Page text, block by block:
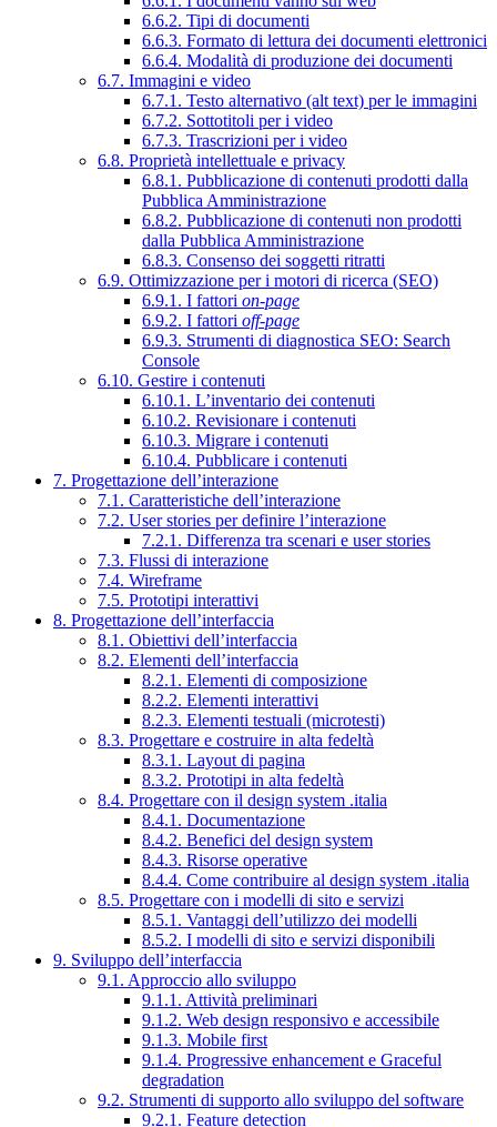
6.6.2. Tipi di documenti
6.6.3. Formato di lettura dei documenti elettronici
6.6.4. Modalità di produzione dei documenti
6.7. Immagini e video
6.7.1. Testo alternativo (alt text) per le immagini
6.7.2. Sottotitoli per i video
6.7.3. Trascrizioni per i video
6.8. Proprietà intellettuale e privacy
6.8.1. Pubblicazione di contenuti prodotti dalla
Pubblica Amministrazione
6.8.2. Pubblicazione di contenuti non prodotti
dalla Pubblica Amministrazione
6.8.3. Consenso dei soggetti ritratti
6.9. Ottimizzazione per i motori di ricerca (SEO)
6.9.1. I fattori on-page
6.9.2. I fattori off-page
6.9.3. Strumenti di diagnostica SEO: Search
Console
6.10. Gestire i contenuti
6.10.1. L’inventario dei contenuti
6.10.2. Revisionare i contenuti
6.10.3. Migrare i contenuti
6.10.4. Pubblicare i contenuti
7. Progettazione dell’interazione
7.1. Caratteristiche dell’interazione
7.2. User stories per definire l’interazione
7.2.1. Differenza tra scenari e user stories
7.3. Flussi di interazione
7.4. Wireframe
7.5. Prototipi interattivi
8. Progettazione dell’interfaccia
8.1. Obiettivi dell’interfaccia
8.2. Elementi dell’interfaccia
8.2.1. Elementi di composizione
8.2.2. Elementi interattivi
8.2.3. Elementi testuali (microtesti)
8.3. Progettare e costruire in alta fedeltà
8.3.1. Layout di pagina
8.3.2. Prototipi in alta fedeltà
8.4. Progettare con il design system .italia
8.4.1. Documentazione
8.4.2. Benefici del design system
8.4.3. Risorse operative
8.4.4. Come contribuire al design system .italia
8.5. Progettare con i modelli di sito e servizi
8.5.1. Vantaggi dell’utilizzo dei modelli
8.5.2. I modelli di sito e servizi disponibili
9. Sviluppo dell’interfaccia
9.1. Approccio allo sviluppo
9.1.1. Attività preliminari
9.1.2. Web design responsivo e accessibile
9.1.3. Mobile first
9.1.4. Progressive enhancement e Graceful
degradation
9.2. Strumenti di supporto allo sviluppo del software
9.2.1. Feature detection